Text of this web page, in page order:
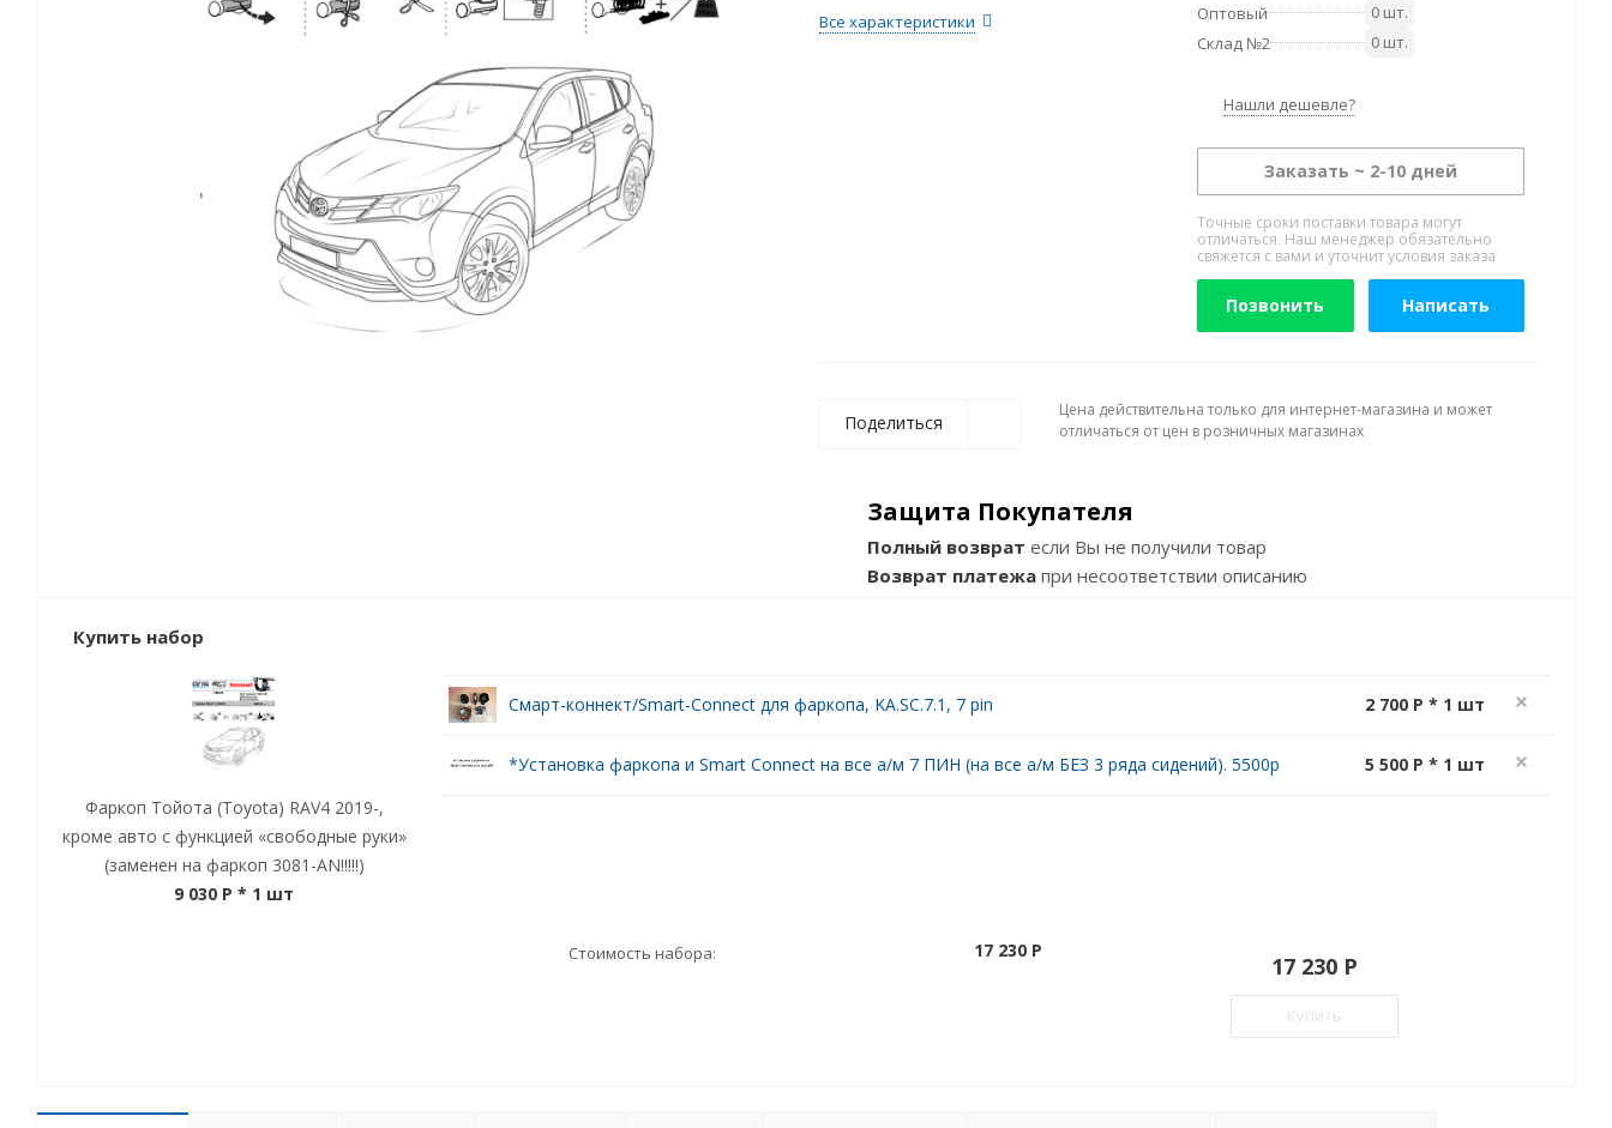
Все характеристики
Оптовый
0 шт.
Склад №2
0 шт.
Нашли дешевле?
Заказать ~ 2-10 дней
Точные сроки поставки товара могут
отличаться. Наш менеджер обязательно
свяжется с вами и уточнит условия заказа
Позвонить Написать
Поделиться
Цена действительна только для интернет-магазина и может
отличаться от цен в розничных магазинах
Защита Покупателя
Полный возврат если Вы не получили товар
Возврат платежа при несоответствии описанию
Купить набор
Фаркоп Тойота (Toyota) RAV4 2019-,
кроме авто с функцией «свободные руки»
(заменен на фаркоп 3081-AN!!!!!)
9 030 P * 1 шт
Смарт-коннект/Smart-Connect для фаркопа, KA.SC.7.1, 7 pin 2 700 P * 1 шт
*Установка фаркопа и Smart Connect на все а/м 7 ПИН (на все а/м БЕЗ 3 ряда сидений). 5500р 5 500 P * 1 шт
Стоимость набора: 17 230 P
17 230 P
Купить